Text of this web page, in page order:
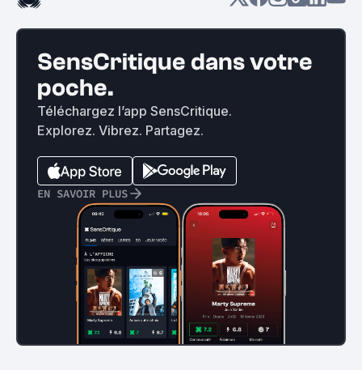
SensCritique dans votre
poche.
Téléchargez l’app SensCritique.
Explorez. Vibrez. Partagez.
EN SAVOIR PLUS